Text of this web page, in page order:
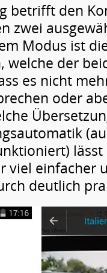
betrifft den
zwei
Modus ist
welche der
es nicht
oder
lässt
viel einfacher
deutlich